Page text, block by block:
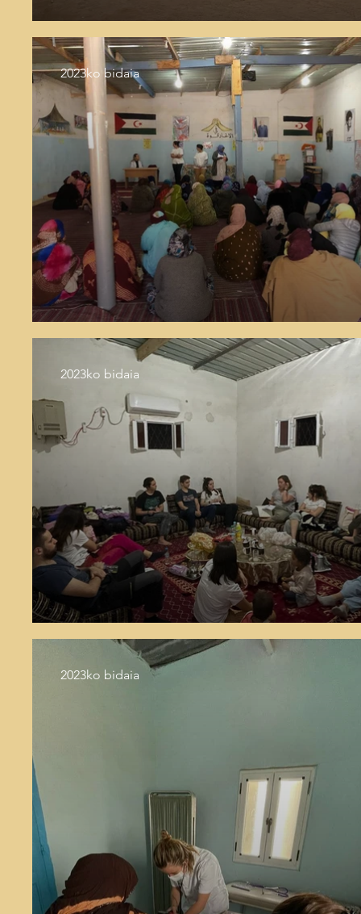
2023ko bidaia
2023ko bidaia
2023ko bidaia